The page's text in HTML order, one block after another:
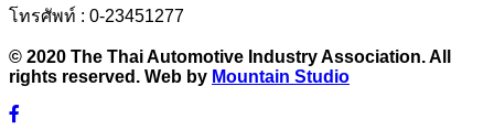
โทรศัพท์ : 0-23451277
© 2020 The Thai Automotive Industry Association. All
rights reserved. Web by Mountain Studio